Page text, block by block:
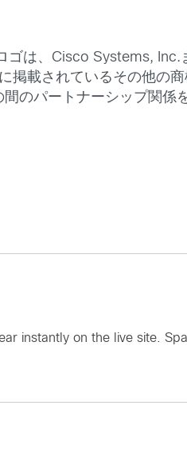
は、Cisco Systems,
掲載されているその他の
のパートナーシップ関
instantly on the live site.